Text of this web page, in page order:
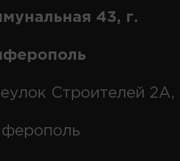
43, г.
Строителей 2А,